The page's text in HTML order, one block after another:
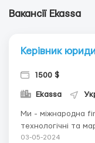
Вакансії Ekassa
Керівник
1500 $
Ekassa
Ми - міжнародна
технологічні та
сектора. Наше
03-05-2024